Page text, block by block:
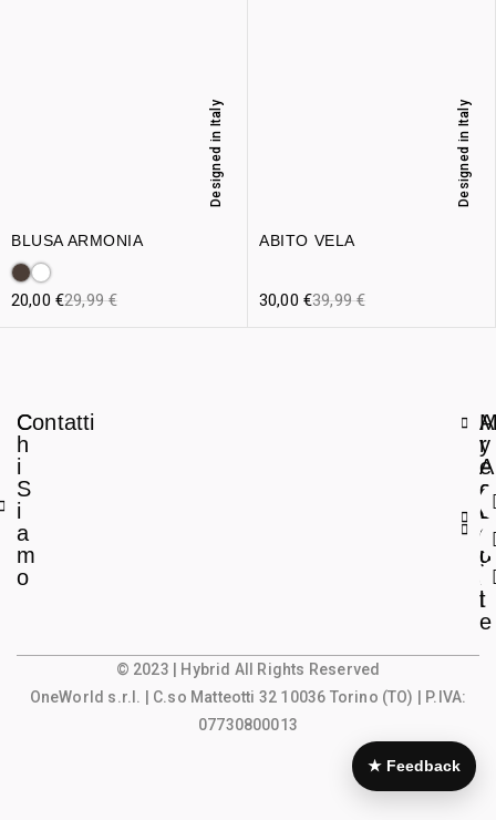
BLUSA ARMONIA
Designed in Italy
29,99€
20,00 €
ABITO VELA
Designed in Italy
39,99€
30,00 €
C
h
i
S
i
a
m
o
Contatti
A
r
e
a
L
e
g
l
e
y
A
c
c
o
u
t
© 2023 | Hybrid All Rights Reserved
OneWorld s.r.l. | C.so Matteotti 32 10036 Torino (TO) | P.IVA:
07730800013
★ Feedback